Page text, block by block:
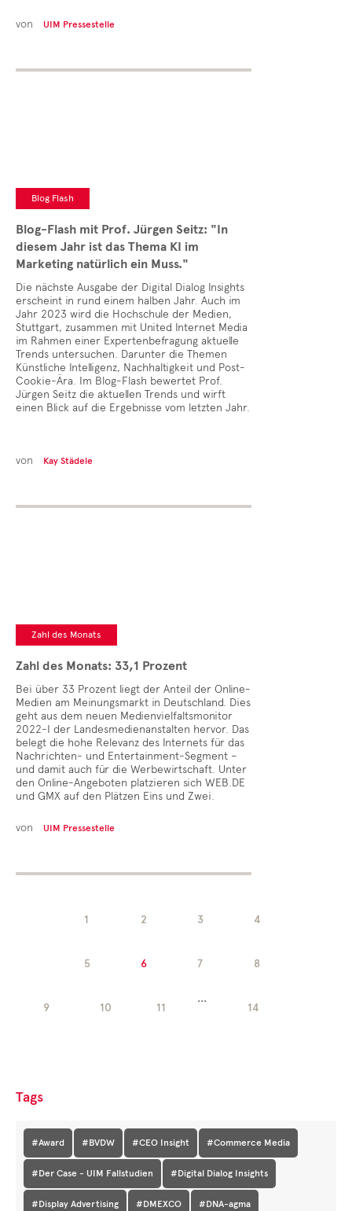
von UIM Pressestelle
Blog Flash
Blog-Flash mit Prof. Jürgen Seitz: "In
diesem Jahr ist das Thema KI im
Marketing natürlich ein Muss."
Die nächste Ausgabe der Digital Dialog Insights
erscheint in rund einem halben Jahr. Auch im
Jahr 2023 wird die Hochschule der Medien,
Stuttgart, zusammen mit United Internet Media
im Rahmen einer Expertenbefragung aktuelle
Trends untersuchen. Darunter die Themen
Künstliche Intelligenz, Nachhaltigkeit und Post-
Cookie-Ära. Im Blog-Flash bewertet Prof.
Jürgen Seitz die aktuellen Trends und wirft
einen Blick auf die Ergebnisse vom letzten Jahr.
von Kay Städele
Zahl des Monats
Zahl des Monats: 33,1 Prozent
Bei über 33 Prozent liegt der Anteil der Online-
Medien am Meinungsmarkt in Deutschland. Dies
geht aus dem neuen Medienvielfaltsmonitor
2022-I der Landesmedienanstalten hervor. Das
belegt die hohe Relevanz des Internets für das
Nachrichten- und Entertainment-Segment –
und damit auch für die Werbewirtschaft. Unter
den Online-Angeboten platzieren sich WEB.DE
und GMX auf den Plätzen Eins und Zwei.
von UIM Pressestelle
1 2 3 4
5 6 7 8
9 10 11
...
14
Tags
#Award #BVDW #CEO Insight #Commerce Media
#Der Case - UIM Fallstudien #Digital Dialog Insights
#Display Advertising #DMEXCO #DNA-agma